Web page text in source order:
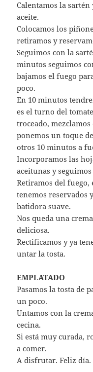
Calentamos la
aceite.
Colocamos los
retiramos y
Seguimos con la
minutos seguimos
bajamos el fuego
poco.
En 10 minutos
es el turno del
troceado,
ponemos un toque
otros 10 minutos a
Incorporamos las
aceitunas y
Retiramos del fuego,
tenemos reservados
batidora suave.
Nos queda una
deliciosa.
Rectificamos y ya
untar la tosta.
EMPLATADO
Pasamos la tosta de
un poco.
Untamos con la
cecina.
Si está muy curada,
a comer.
A disfrutar. Feliz día.